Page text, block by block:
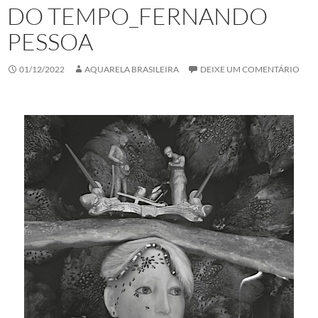
DO TEMPO_FERNANDO
PESSOA
01/12/2022 AQUARELA BRASILEIRA DEIXE UM COMENTÁRIO